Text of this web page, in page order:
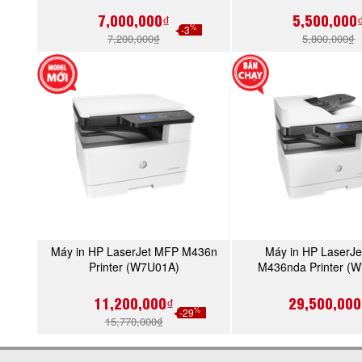
7,000,000₫
7,200,000₫
-3%
5,800,000₫
Máy in HP LaserJet MFP M436n
Printer (W7U01A)
11,200,000₫
15,770,000₫
-29%
MUA NGAY
Máy in HP
M436nda Printer
MUA